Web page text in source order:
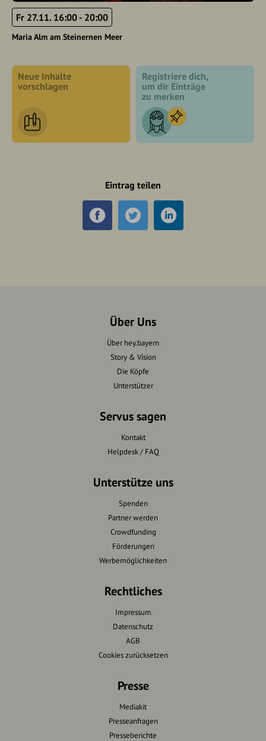
Fr 27.11. 16:00 - 20:00
Maria Alm am Steinernen Meer
Neue Inhalte
vorschlagen
Registriere dich,
um dir Einträge
zu merken
Eintrag teilen
Über Uns
Über hey.bayern
Story & Vision
Die Köpfe
Unterstützer
Servus sagen
Kontakt
Helpdesk / FAQ
Unterstütze uns
Spenden
Partner werden
Crowdfunding
Förderungen
Werbemöglichkeiten
Rechtliches
Impressum
Datenschutz
AGB
Cookies zurücksetzen
Presse
Mediakit
Presseanfragen
Presseberichte